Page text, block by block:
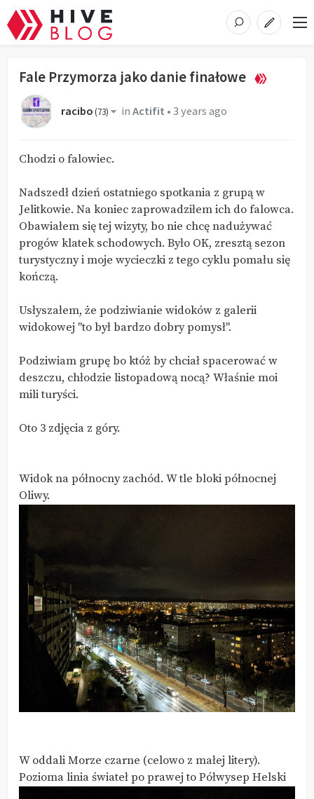
Fale Przymorza jako danie finałowe
racibo(73) inActifit •3 years ago
Chodzi o falowiec.
Nadszedł dzień ostatniego spotkania z grupą w
Jelitkowie. Na koniec zaprowadziłem ich do falowca.
Obawiałem się tej wizyty, bo nie chcę nadużywać
progów klatek schodowych. Było OK, zresztą sezon
turystyczny i moje wycieczki z tego cyklu pomału się
kończą.
Usłyszałem, że podziwianie widoków z galerii
widokowej "to był bardzo dobry pomysł".
Podziwiam grupę bo któż by chciał spacerować w
deszczu, chłodzie listopadową nocą? Właśnie moi
mili turyści.
Oto 3 zdjęcia z góry.
Widok na północny zachód. W tle bloki północnej
Oliwy.
W oddali Morze czarne (celowo z małej litery).
Pozioma linia świateł po prawej to Półwysep Helski